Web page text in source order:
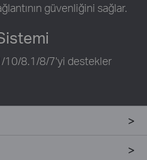
güvenliğini sağlar.
10/8.1/8/7'yi destekler